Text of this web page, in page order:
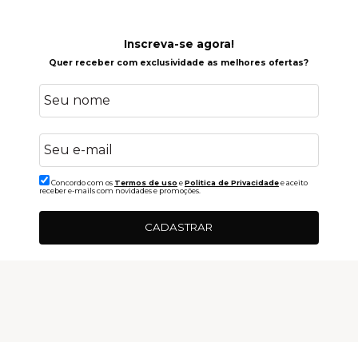
Inscreva-se agora!
Quer receber com exclusividade as melhores ofertas?
Concordo com os Termos de uso ePolitica de Privacidadee aceito
receber e-mails com novidades e promoções.
CADASTRAR